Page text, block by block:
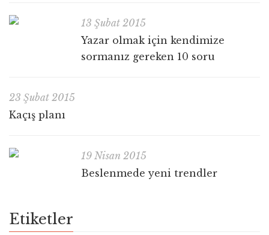
13 Şubat 2015
Yazar olmak için kendimize
sormanız gereken 10 soru
23 Şubat 2015
Kaçış planı
19 Nisan 2015
Beslenmede yeni trendler
Etiketler